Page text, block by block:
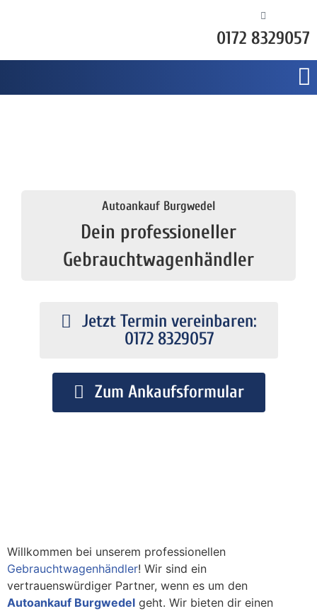
0172 8329057
Autoankauf Burgwedel
Dein professioneller
Gebrauchtwagenhändler
Jetzt Termin vereinbaren:
0172 8329057
Zum Ankaufsformular
Willkommen bei unserem professionellen
Gebrauchtwagenhändler! Wir sind ein
vertrauenswürdiger Partner, wenn es um den
Autoankauf Burgwedel geht. Wir bieten dir einen